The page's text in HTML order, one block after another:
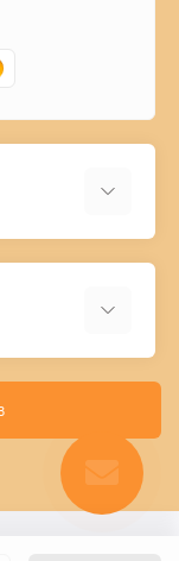
220 cм